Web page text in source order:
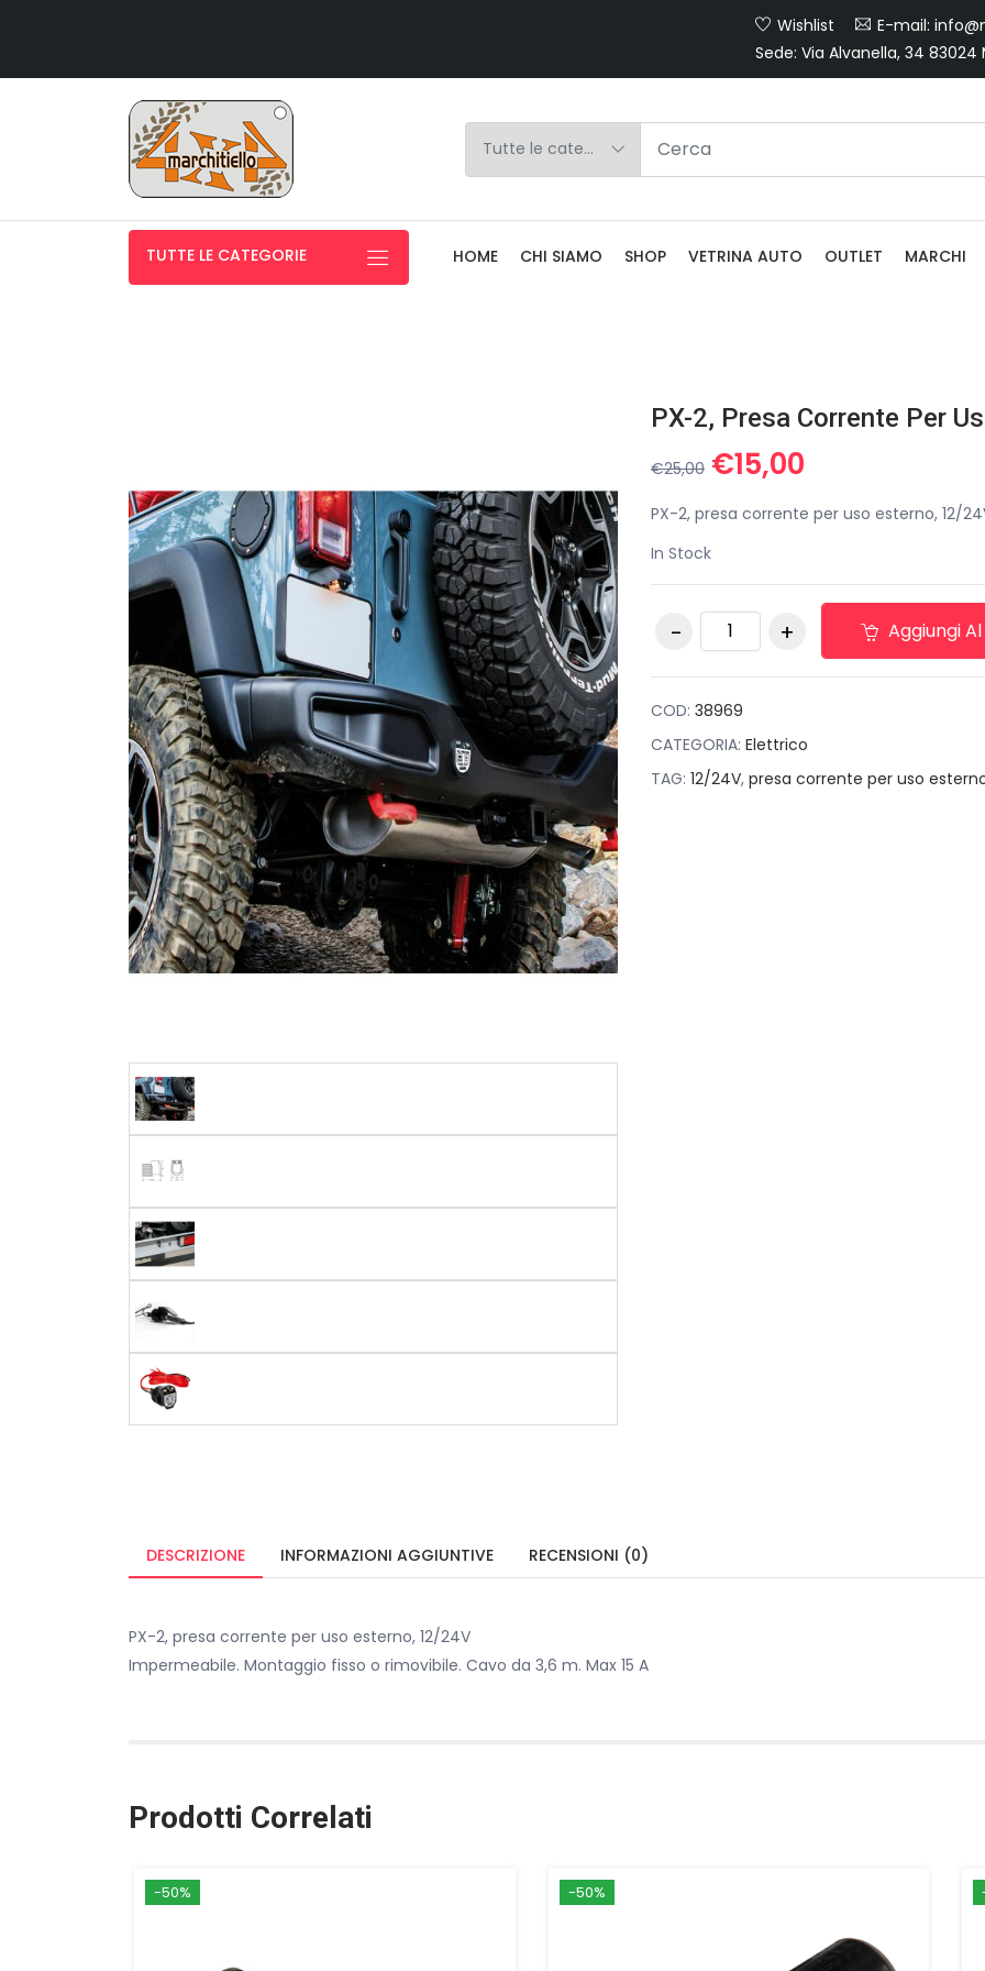
Wishlist
E-mail:
Sede: Via Alvanella, 34
TUTTE LE CATEGORIE HOME CHI SIAMO SHOP VETRINA AUTO OUTLET MARCHI
PX-2, Presa Corrente Per
€25,00 Il
prezzo
originale
era:
€25,00.
€15,00
attuale
€15,00.
PX-2, presa corrente per uso esterno, 12/
In Stock
PX-2, presa corrente
per uso esterno,
Aggiungi
COD: 38969
CATEGORIA: Elettrico
TAG: 12/24V, presa corrente per uso
DESCRIZIONE INFORMAZIONI AGGIUNTIVE RECENSIONI (0)
PX-2, presa corrente per uso esterno, 12/24V
Impermeabile. Montaggio fisso o rimovibile. Cavo da 3,6 m. Max 15 A
Prodotti Correlati
-50% -50%